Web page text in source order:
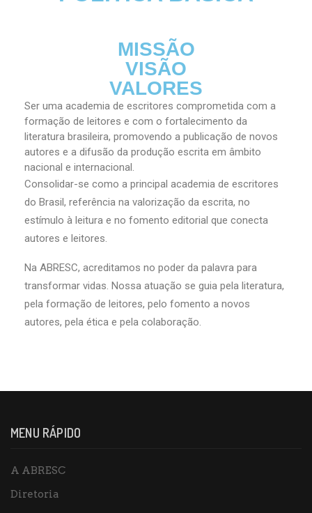
MISSÃO
VISÃO
VALORES
Ser uma academia de escritores comprometida com a
formação de leitores e com o fortalecimento da
literatura brasileira, promovendo a publicação de novos
autores e a difusão da produção escrita em âmbito
nacional e internacional.
Consolidar-se como a principal academia de escritores
do Brasil, referência na valorização da escrita, no
estímulo à leitura e no fomento editorial que conecta
autores e leitores.
Na ABRESC, acreditamos no poder da palavra para
transformar vidas. Nossa atuação se guia pela literatura,
pela formação de leitores, pelo fomento a novos
autores, pela ética e pela colaboração.
MENU RÁPIDO
A ABRESC
Diretoria